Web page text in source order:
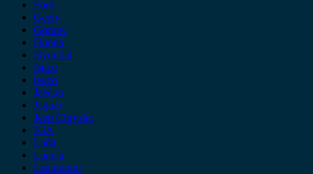
Ford
Geely
Gonow
Honda
Hyundai
Isuzu
iveco
Jaecoo
Jaguar
Jeep Chrysler
KIA
Lada
Lancia
Leapmotor